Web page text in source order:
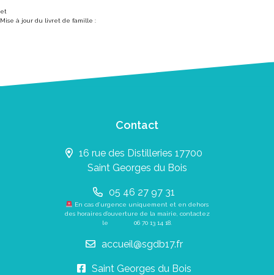
et
Mise à jour du livret de famille :
Contact
16 rue des Distilleries 17700
Saint Georges du Bois
05 46 27 97 31
En cas d’urgence uniquement et en dehors
des horaires d’ouverture de la mairie, contactez
le 06 70 13 14 18
accueil@sgdb17.fr
Saint Georges du Bois